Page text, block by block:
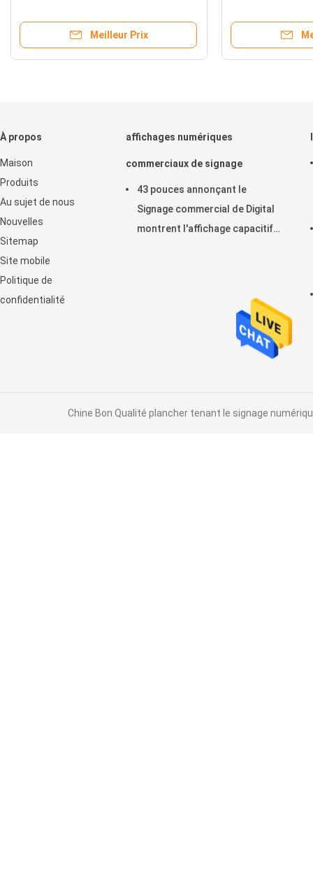
d'exposition
Meilleur Prix
À propos
Maison
Produits
Au sujet de nous
Nouvelles
Sitemap
Site mobile
Politique de
confidentialité
affichages numériques
commerciaux de signage
43 pouces annonçant le
Signage commercial de Digital
montrent l'affichage capacitif
Chine Bon Qualité plancher tenant le signage